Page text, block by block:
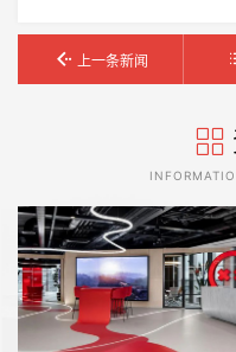
上一条新闻